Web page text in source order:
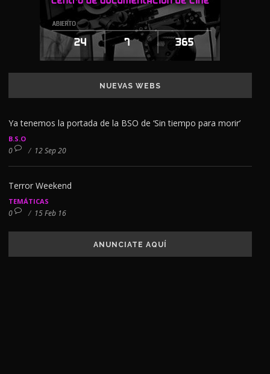
NUEVAS WEBS
Ya tenemos la portada de la BSO de ‘Sin tiempo para morir’
B.S.O
0 / 12 Sep 20
Terror Weekend
TEMÁTICAS
0 / 15 Feb 16
ANUNCIATE AQUÍ